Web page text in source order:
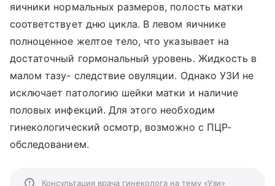
яичники нормальных размеров, полость матки
соответствует дню цикла. В левом яичнике
полноценное желтое тело, что указывает на
достаточный гормональный уровень. Жидкость в
малом тазу- следствие овуляции. Однако УЗИ не
исключает патологию шейки матки и наличие
половых инфекций. Для этого необходим
гинекологический осмотр, возможно с ПЦР-
обследованием.
Консультация врача гинеколога на тему «Узи»